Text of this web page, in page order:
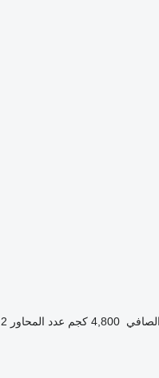
4,800 كجم عدد المحاور 2